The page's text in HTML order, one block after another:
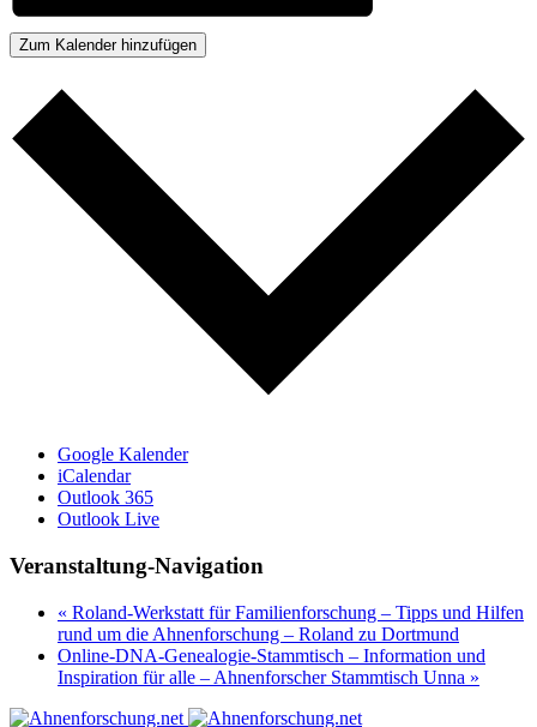
Zum Kalender hinzufügen
Google Kalender
iCalendar
Outlook 365
Outlook Live
Veranstaltung-Navigation
« Roland-Werkstatt für Familienforschung – Tipps und Hilfen
rund um die Ahnenforschung – Roland zu Dortmund
Online-DNA-Genealogie-Stammtisch – Information und
Inspiration für alle – Ahnenforscher Stammtisch Unna »